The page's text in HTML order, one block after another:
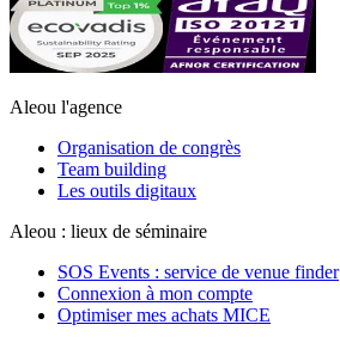
Aleou l'agence
Organisation de congrès
Team building
Les outils digitaux
Aleou : lieux de séminaire
SOS Events : service de venue finder
Connexion à mon compte
Optimiser mes achats MICE